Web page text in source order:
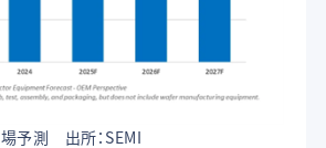
予測 出所：SEMI